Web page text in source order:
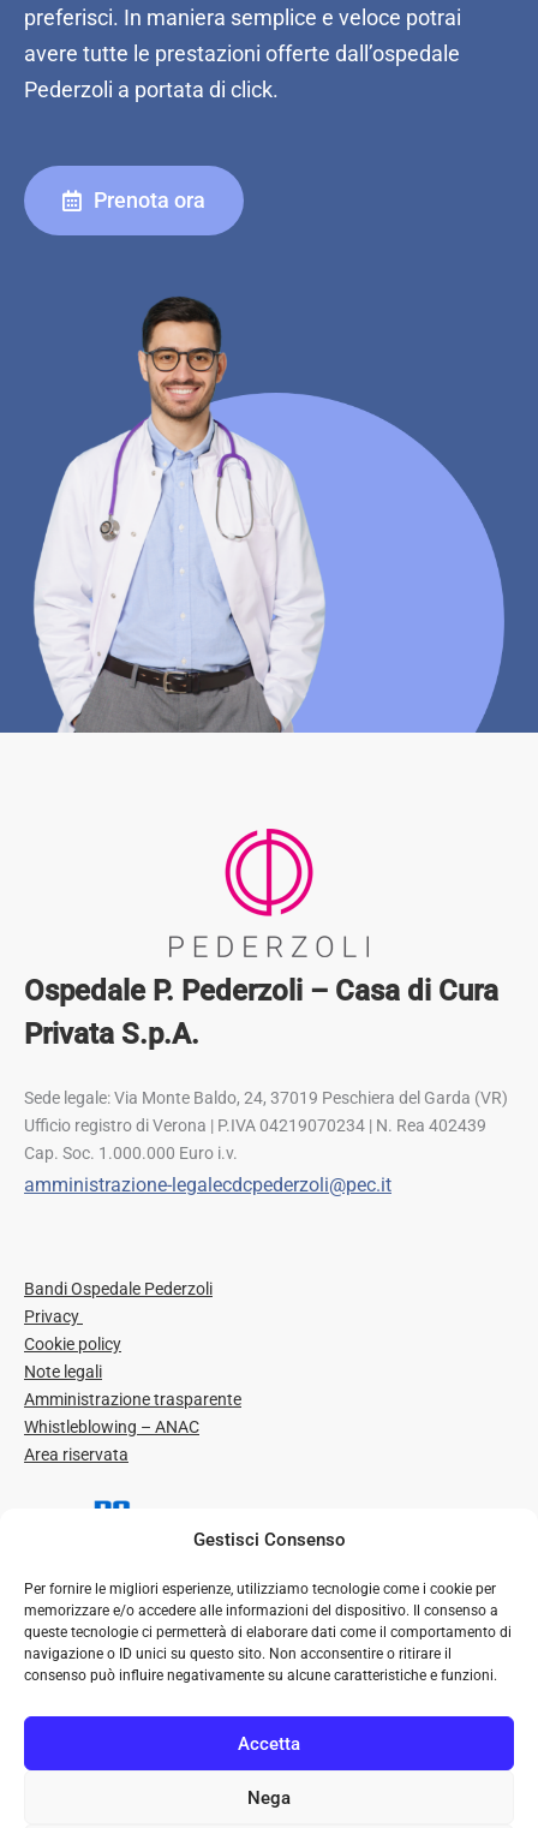
Gestisci Consenso
Per fornire le migliori esperienze, utilizziamo tecnologie come i cookie per
memorizzare e/o accedere alle informazioni del dispositivo. Il consenso a
queste tecnologie ci permetterà di elaborare dati come il comportamento di
navigazione o ID unici su questo sito. Non acconsentire o ritirare il
consenso può influire negativamente su alcune caratteristiche e funzioni.
Accetta
Nega
preferisci. In maniera semplice e veloce potrai
avere tutte le prestazioni offerte dall’ospedale
Pederzoli a portata di click.
Prenota ora
Ospedale P. Pederzoli – Casa di Cura
Privata S.p.A.
Sede legale: Via Monte Baldo, 24, 37019 Peschiera del Garda (VR)
Ufficio registro di Verona | P.IVA 04219070234 | N. Rea 402439
Cap. Soc. 1.000.000 Euro i.v.
amministrazione-legalecdcpederzoli@pec.it
Bandi Ospedale Pederzoli
Privacy
Cookie policy
Note legali
Amministrazione trasparente
Whistleblowing – ANAC
Area riservata
diritti riservati